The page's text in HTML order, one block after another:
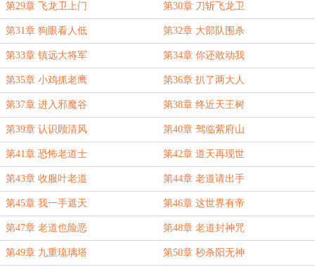
第29章 飞龙卫上门 第30章 刀斩飞龙卫
第31章 狗眼看人低 第32章 大部队围杀
第33章 镇远大将军 第34章 你还敢动我
第35章 小鸡抓老鹰 第36章 扒了两大人
第37章 进入邪魔谷 第38章 终近天王树
第39章 认识顾清风 第40章 驾临紫府山
第41章 恐怖老道士 第42章 道天再现世
第43章 收服叶老道 第44章 老道请出手
第45章 我一手遮天 第46章 这世界有帝
第47章 老道也险恶 第48章 老道封神咒
第49章 九重琉璃塔 第50章 秒杀阳无神